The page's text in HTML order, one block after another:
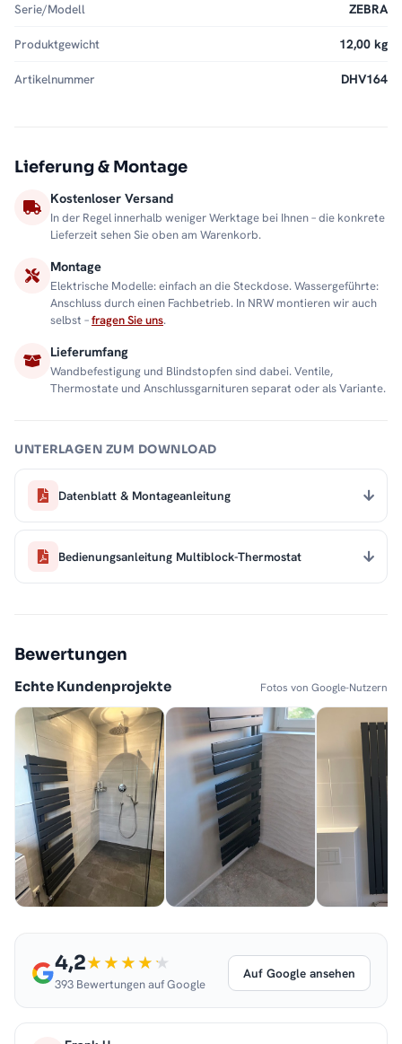
Serie/Modell ZEBRA
Produktgewicht 12,00 kg
Artikelnummer DHV164
Lieferung & Montage
Kostenloser Versand
In der Regel innerhalb weniger Werktage bei Ihnen – die konkrete
Lieferzeit sehen Sie oben am Warenkorb.
Montage
Elektrische Modelle: einfach an die Steckdose. Wassergeführte:
Anschluss durch einen Fachbetrieb. In NRW montieren wir auch
selbst –fragen Sie uns.
Lieferumfang
Wandbefestigung und Blindstopfen sind dabei. Ventile,
Thermostate und Anschlussgarnituren separat oder als Variante.
UNTERLAGEN ZUM DOWNLOAD
Datenblatt & Montageanleitung
Bedienungsanleitung Multiblock-Thermostat
Bewertungen
Echte Kundenprojekte Fotos von Google-Nutzern
4,2
393 Bewertungen auf Google
Auf Google ansehen